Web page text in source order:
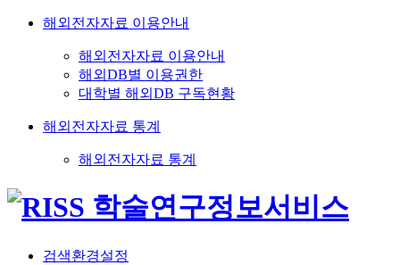
해외전자자료 이용안내
해외전자자료 이용안내
해외DB별 이용권한
대학별 해외DB 구독현황
해외전자자료 통계
해외전자자료 통계
검색환경설정